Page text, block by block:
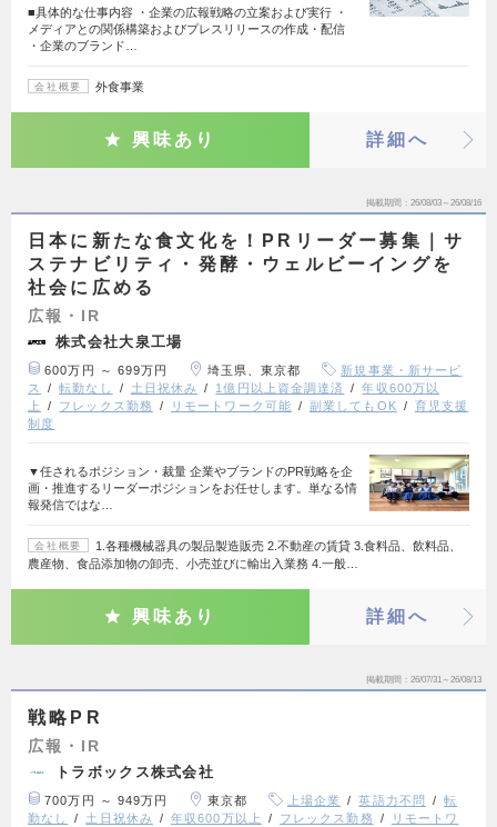
■具体的な仕事内容 ・企業の広報戦略の立案および実行 ・
メディアとの関係構築およびプレスリリースの作成・配信
・企業のブランド…
会社概要 外食事業
興味あり 詳細へ
掲載期間 26/08/03～26/08/16
日本に新たな食文化を！PRリーダー募集｜サ
ステナビリティ・発酵・ウェルビーイングを
社会に広める
広報・IR
株式会社大泉工場
600万円 ～ 699万円 埼玉県、東京都
新規事業・新サービ
ス
転勤なし 土日祝休み 1億円以上資金調達済
年収600万以
上
フレックス勤務 リモートワーク可能 副業してもOK
育児支援
制度
▼任されるポジション・裁量 企業やブランドのPR戦略を企
画・推進するリーダーポジションをお任せします。単なる情
報発信ではな…
会社概要
1.各種機械器具の製品製造販売 2.不動産の賃貸 3.食料品、飲料品、
農産物、食品添加物の卸売、小売並びに輸出入業務 4.一般…
興味あり 詳細へ
掲載期間 26/07/31～26/08/13
戦略PR
広報・IR
トラボックス株式会社
700万円 ～ 949万円 東京都 上場企業 英語力不問
転
勤なし
土日祝休み 年収600万以上 フレックス勤務
リモートワ